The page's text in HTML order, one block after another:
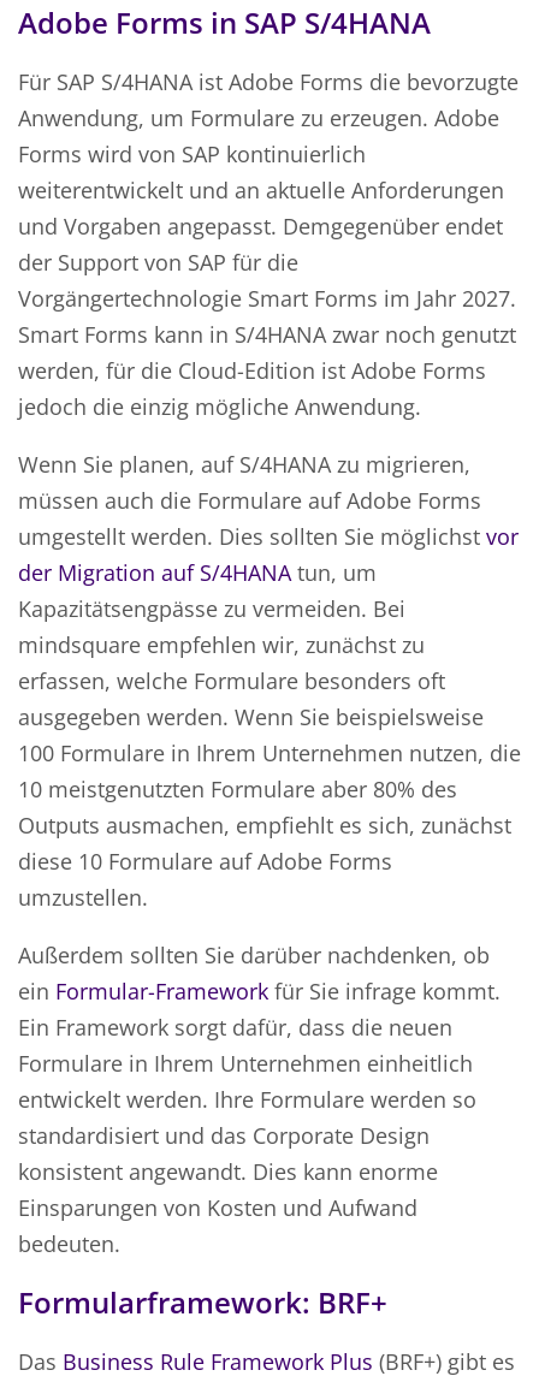
Adobe Forms in SAP S/4HANA
Für SAP S/4HANA ist Adobe Forms die bevorzugte
Anwendung, um Formulare zu erzeugen. Adobe
Forms wird von SAP kontinuierlich
weiterentwickelt und an aktuelle Anforderungen
und Vorgaben angepasst. Demgegenüber endet
der Support von SAP für die
Vorgängertechnologie Smart Forms im Jahr 2027.
Smart Forms kann in S/4HANA zwar noch genutzt
werden, für die Cloud-Edition ist Adobe Forms
jedoch die einzig mögliche Anwendung.
Wenn Sie planen, auf S/4HANA zu migrieren,
müssen auch die Formulare auf Adobe Forms
umgestellt werden. Dies sollten Sie möglichst vor
der Migration auf S/4HANA tun, um
Kapazitätsengpässe zu vermeiden. Bei
mindsquare empfehlen wir, zunächst zu
erfassen, welche Formulare besonders oft
ausgegeben werden. Wenn Sie beispielsweise
100 Formulare in Ihrem Unternehmen nutzen, die
10 meistgenutzten Formulare aber 80% des
Outputs ausmachen, empfiehlt es sich, zunächst
diese 10 Formulare auf Adobe Forms
umzustellen.
Außerdem sollten Sie darüber nachdenken, ob
ein Formular-Framework für Sie infrage kommt.
Ein Framework sorgt dafür, dass die neuen
Formulare in Ihrem Unternehmen einheitlich
entwickelt werden. Ihre Formulare werden so
standardisiert und das Corporate Design
konsistent angewandt. Dies kann enorme
Einsparungen von Kosten und Aufwand
bedeuten.
Formularframework: BRF+
Das Business Rule Framework Plus (BRF+) gibt es